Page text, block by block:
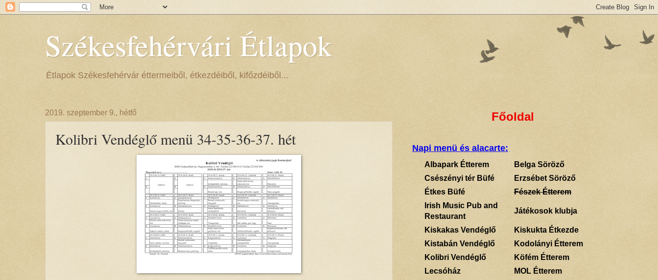
Székesfehérvári Étlapok
Étlapok Székesfehérvár éttermeiből, étkezdéiből, kifőzdéiből...
2019. szeptember 9., hétfő
Kolibri Vendéglő menü 34-35-36-37. hét
Főoldal
Napi menü és alacarte:
Albapark Étterem
Belga Söröző
Csészényi tér Büfé
Erzsébet Söröző
Étkes Büfé
Fészek Étterem
Irish Music Pub and
Restaurant
Játékosok klubja
Kiskakas Vendéglő
Kiskukta Étkezde
Kistabán Vendéglő
Kodolányi Étterem
Kolibri Vendéglő
Köfém Étterem
Lecsóház
MOL Étterem